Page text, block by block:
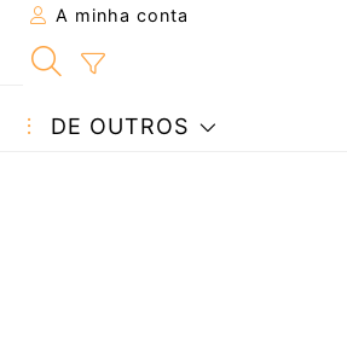
A minha conta
DE OUTROS